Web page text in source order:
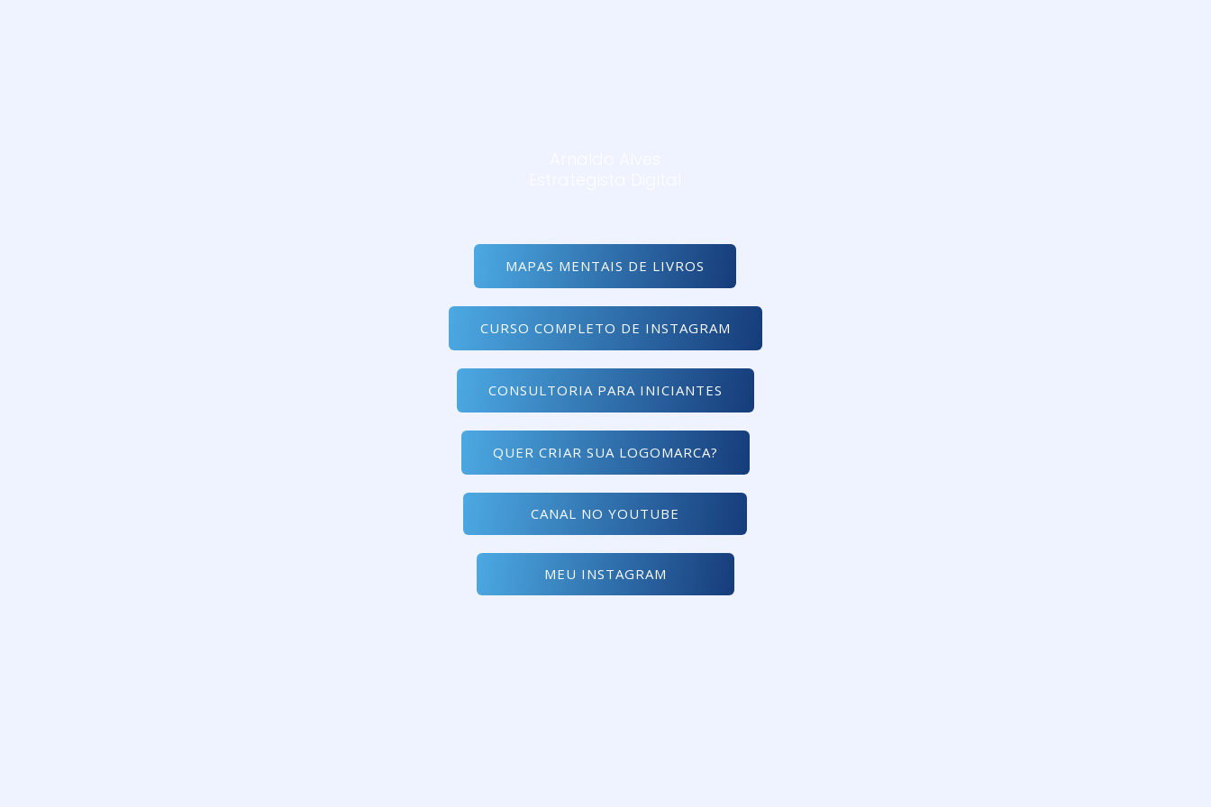
MAPAS MENTAIS DE LIVROS
CURSO COMPLETO DE INSTAGRAM
CONSULTORIA PARA INICIANTES
QUER CRIAR SUA LOGOMARCA?
CANAL NO YOUTUBE
MEU INSTAGRAM